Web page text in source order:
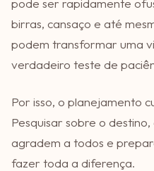
pode ser rapidamente
birras, cansaço e até
podem transformar uma
verdadeiro teste de
Por isso, o planejamento
Pesquisar sobre o
agradem a todos e
fazer toda a diferença.